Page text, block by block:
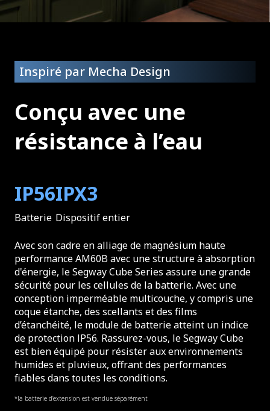
Inspiré par Mecha Design
Conçu avec une
résistance à l’eau
IP56
Batterie
IPX3
Dispositif entier
Avec son cadre en alliage de magnésium haute
performance AM60B avec une structure à absorption
d'énergie, le Segway Cube Series assure une grande
sécurité pour les cellules de la batterie. Avec une
conception imperméable multicouche, y compris une
coque étanche, des scellants et des films
d’étanchéité, le module de batterie atteint un indice
de protection lP56. Rassurez-vous, le Segway Cube
est bien équipé pour résister aux environnements
humides et pluvieux, offrant des performances
fiables dans toutes les conditions.
*la batterie d’extension est vendue séparément